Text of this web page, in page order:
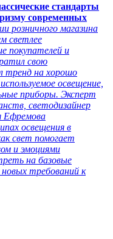
стандарты
современных
розничного магазина
светлее
покупателей и
свою
тренд на хорошо
освещение,
приборы. Эксперт
светодизайнер
Ефремова
освещения в
свет помогает
и эмоциями
на базовые
требований к